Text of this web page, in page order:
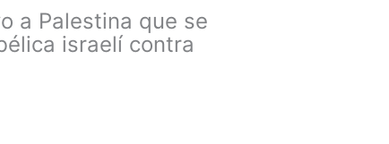
a Palestina que se
israelí contra